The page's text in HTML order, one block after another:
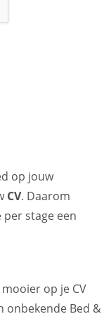
op jouw
CV. Daarom
per stage een
op je CV
onbekende Bed &